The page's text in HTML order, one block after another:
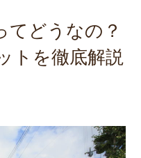
てどうなの？
トを徹底解説